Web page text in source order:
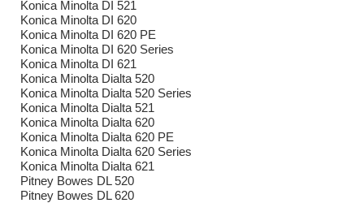
Konica Minolta DI 521
Konica Minolta DI 620
Konica Minolta DI 620 PE
Konica Minolta DI 620 Series
Konica Minolta DI 621
Konica Minolta Dialta 520
Konica Minolta Dialta 520 Series
Konica Minolta Dialta 521
Konica Minolta Dialta 620
Konica Minolta Dialta 620 PE
Konica Minolta Dialta 620 Series
Konica Minolta Dialta 621
Pitney Bowes DL 520
Pitney Bowes DL 620